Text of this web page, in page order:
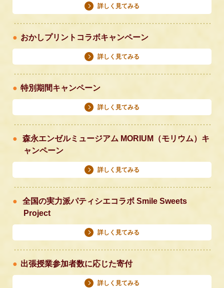
詳しく見てみる
おかしプリントコラボキャンペーン
詳しく見てみる
特別期間キャンペーン
詳しく見てみる
森永エンゼルミュージアム MORIUM（モリウム）キ
ャンペーン
詳しく見てみる
全国の実力派パティシエコラボ Smile Sweets
Project
詳しく見てみる
出張授業参加者数に応じた寄付
詳しく見てみる